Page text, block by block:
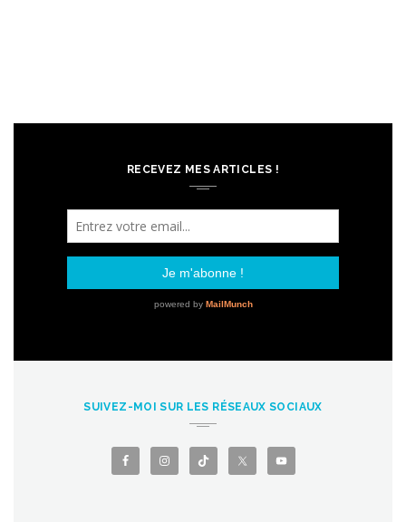
RECEVEZ MES ARTICLES !
SUIVEZ-MOI SUR LES RÉSEAUX SOCIAUX